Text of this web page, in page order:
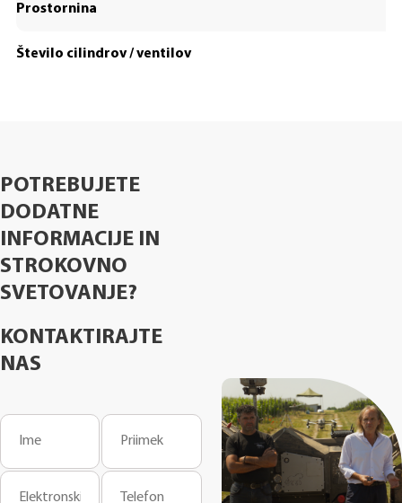
Prostornina
Število cilindrov / ventilov
POTREBUJETE
DODATNE
INFORMACIJE IN
STROKOVNO
SVETOVANJE?
KONTAKTIRAJTE
NAS